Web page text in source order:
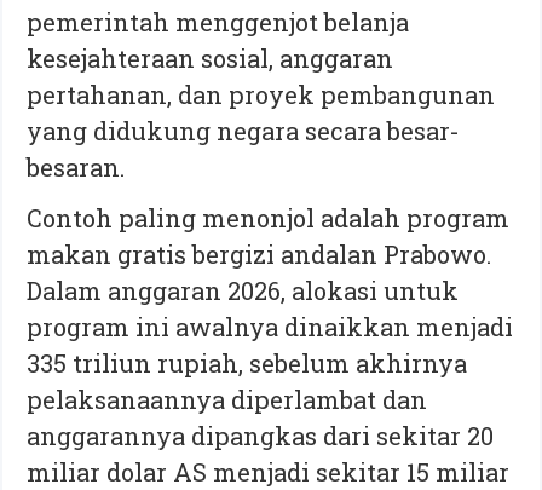
pemerintah menggenjot belanja
kesejahteraan sosial, anggaran
pertahanan, dan proyek pembangunan
yang didukung negara secara besar-
besaran.
Contoh paling menonjol adalah program
makan gratis bergizi andalan Prabowo.
Dalam anggaran 2026, alokasi untuk
program ini awalnya dinaikkan menjadi
335 triliun rupiah, sebelum akhirnya
pelaksanaannya diperlambat dan
anggarannya dipangkas dari sekitar 20
miliar dolar AS menjadi sekitar 15 miliar